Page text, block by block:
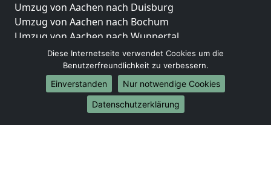
Umzug von Aachen nach Duisburg
Umzug von Aachen nach Bochum
Umzug von Aachen nach Wuppertal
Umzug von Aachen nach Bielefeld
Umzug von Aachen nach Bonn
Umzug von Aachen nach Münster
Internationale-Umzüge
Umzug von Aachen nach Brasilien
Diese Internetseite verwendet Cookies um die
Benutzerfreundlichkeit zu verbessern.
Einverstanden
Nur notwendige Cookies
Datenschutzerklärung